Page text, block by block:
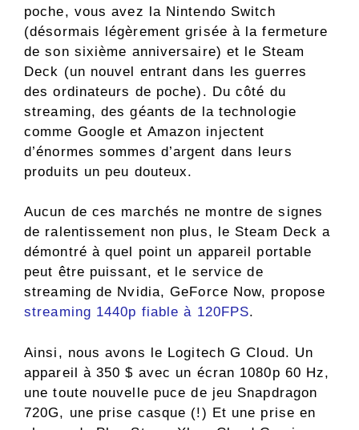
poche, vous avez la Nintendo Switch
(désormais légèrement grisée à la fermeture
de son sixième anniversaire) et le Steam
Deck (un nouvel entrant dans les guerres
des ordinateurs de poche). Du côté du
streaming, des géants de la technologie
comme Google et Amazon injectent
d’énormes sommes d’argent dans leurs
produits un peu douteux.
Aucun de ces marchés ne montre de signes
de ralentissement non plus, le Steam Deck a
démontré à quel point un appareil portable
peut être puissant, et le service de
streaming de Nvidia, GeForce Now, propose
streaming 1440p fiable à 120FPS.
Ainsi, nous avons le Logitech G Cloud. Un
appareil à 350 $ avec un écran 1080p 60 Hz,
une toute nouvelle puce de jeu Snapdragon
720G, une prise casque (!) Et une prise en